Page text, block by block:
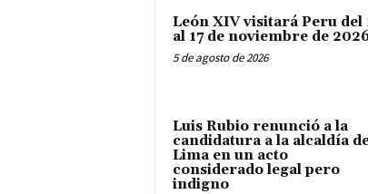
León XIV visitará Peru del
al 17 de noviembre de
5 de agosto de 2026
Luis Rubio renunció a la
candidatura a la alcaldía
Lima en un acto
considerado legal pero
indigno